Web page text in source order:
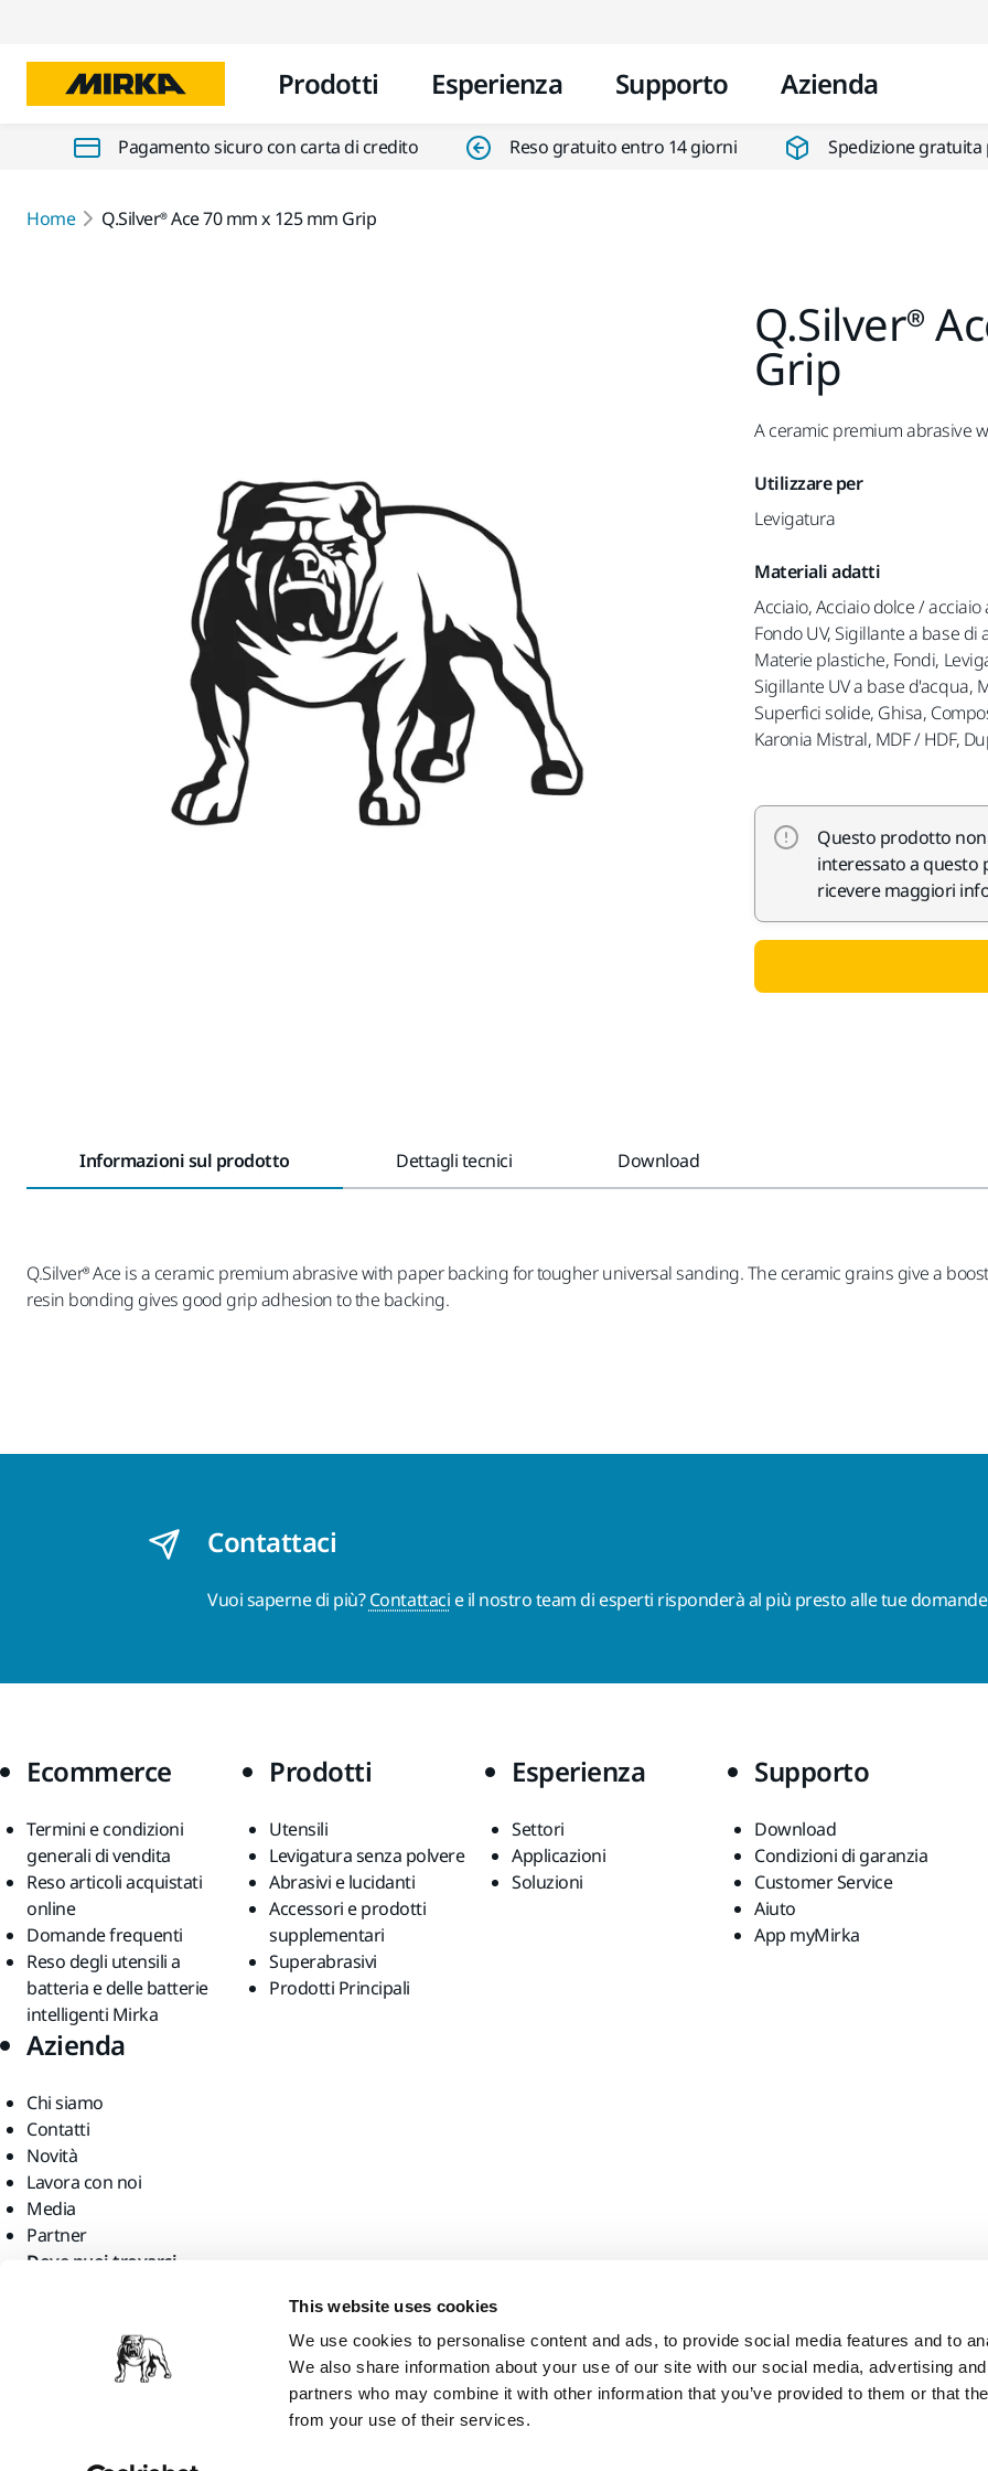
This website uses cookies
We use cookies to personalise content and ads, to provide social media features and to
We also share information about your use of our site with our social media, advertising
partners who may combine it with other information that you’ve provided to them or that
from your use of their services.
Prodotti Esperienza Supporto Azienda
Pagamento sicuro con carta di credito Reso gratuito entro 14 giorni Spedizione gratuita
Home Q.Silver® Ace 70 mm x 125 mm Grip
Q.Silver®
Grip
A ceramic premium abrasive
Utilizzare per
Levigatura
Materiali adatti
Acciaio, Acciaio dolce /
Fondo UV, Sigillante a base
Materie plastiche, Fondi,
Sigillante UV a base d'acqua,
Superfici solide, Ghisa,
Karonia Mistral, MDF / HDF,
Questo prodotto non
interessato a questo
ricevere maggiori
Informazioni sul prodotto Dettagli tecnici Download
Q.Silver® Ace is a ceramic premium abrasive with paper backing for tougher universal sanding. The ceramic grains give a
resin bonding gives good grip adhesion to the backing.
Contattaci
Vuoi saperne di più?Contattaci e il nostro team di esperti risponderà al più presto alle tue
Ecommerce
Termini e condizioni
generali di vendita
Reso articoli acquistati
online
Domande frequenti
Reso degli utensili a
batteria e delle batterie
intelligenti Mirka
Prodotti
Utensili
Levigatura senza polvere
Abrasivi e lucidanti
Accessori e prodotti
supplementari
Superabrasivi
Prodotti Principali
Esperienza
Settori
Applicazioni
Soluzioni
Supporto
Download
Condizioni di garanzia
Customer Service
Aiuto
App myMirka
Azienda
Chi siamo
Contatti
Novità
Lavora con noi
Media
Partner
Dove puoi trovarci